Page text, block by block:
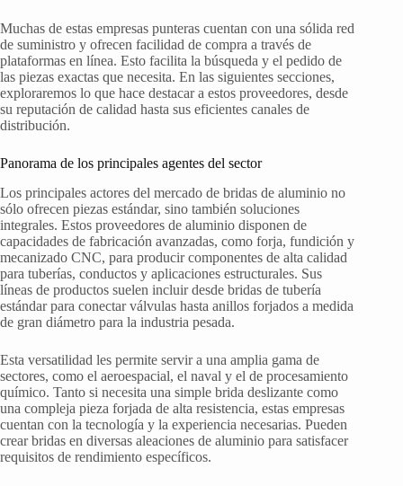
Muchas de estas empresas punteras cuentan con una sólida red
de suministro y ofrecen facilidad de compra a través de
plataformas en línea. Esto facilita la búsqueda y el pedido de
las piezas exactas que necesita. En las siguientes secciones,
exploraremos lo que hace destacar a estos proveedores, desde
su reputación de calidad hasta sus eficientes canales de
distribución.
Panorama de los principales agentes del sector
Los principales actores del mercado de bridas de aluminio no
sólo ofrecen piezas estándar, sino también soluciones
integrales. Estos proveedores de aluminio disponen de
capacidades de fabricación avanzadas, como forja, fundición y
mecanizado CNC, para producir componentes de alta calidad
para tuberías, conductos y aplicaciones estructurales. Sus
líneas de productos suelen incluir desde bridas de tubería
estándar para conectar válvulas hasta anillos forjados a medida
de gran diámetro para la industria pesada.
Esta versatilidad les permite servir a una amplia gama de
sectores, como el aeroespacial, el naval y el de procesamiento
químico. Tanto si necesita una simple brida deslizante como
una compleja pieza forjada de alta resistencia, estas empresas
cuentan con la tecnología y la experiencia necesarias. Pueden
crear bridas en diversas aleaciones de aluminio para satisfacer
requisitos de rendimiento específicos.